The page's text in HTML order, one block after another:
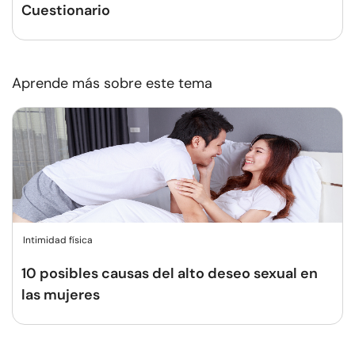
Cuestionario
Aprende más sobre este tema
Intimidad física
10 posibles causas del alto deseo sexual en
las mujeres